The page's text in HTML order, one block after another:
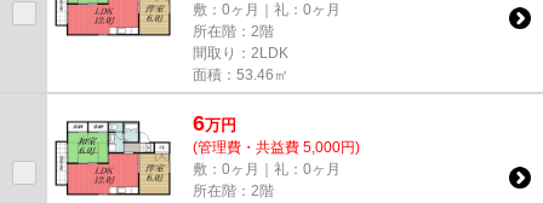
敷：0ヶ月｜礼：0ヶ月
所在階：2階
間取り：2LDK
面積：53.46㎡
6万円
(管理費・共益費 5,000円)
敷：0ヶ月｜礼：0ヶ月
所在階：2階